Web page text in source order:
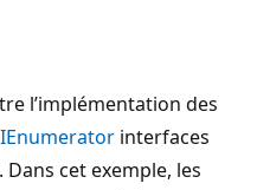
l’implémentation des
IEnumerator interfaces
cet exemple, les